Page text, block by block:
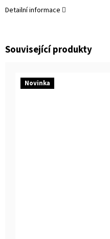
Detailní informace
Související produkty
Novinka